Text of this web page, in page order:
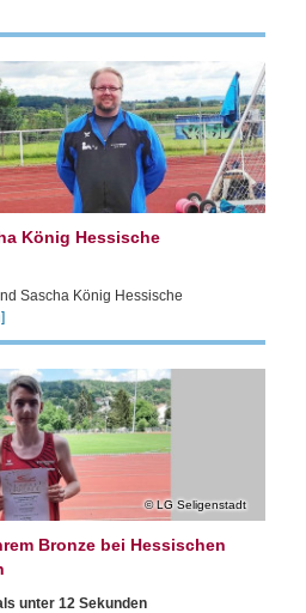
König Hessische
Sascha König Hessische
LG Seligenstadt
Bronze bei Hessischen
unter 12 Sekunden